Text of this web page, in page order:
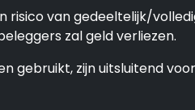
van gedeeltelijk/
zal geld verliezen.
gebruikt, zijn uitsluitend